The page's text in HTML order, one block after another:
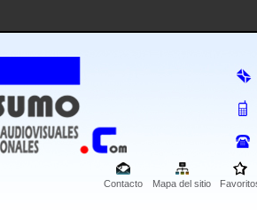
Contacto Mapa del sitio